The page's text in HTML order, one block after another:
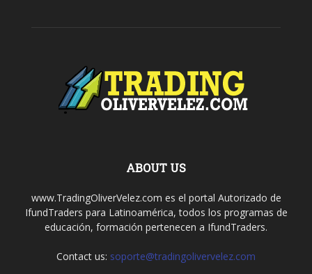
ABOUT US
www.TradingOliverVelez.com es el portal Autorizado de
IfundTraders para Latinoamérica, todos los programas de
educación, formación pertenecen a IfundTraders.
Contact us: soporte@tradingolivervelez.com